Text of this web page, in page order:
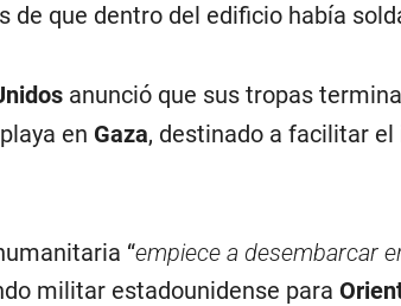
de que dentro del edificio había
anunció que sus tropas
en Gaza, destinado a facilitar el
“empiece a desembarcar
militar estadounidense para